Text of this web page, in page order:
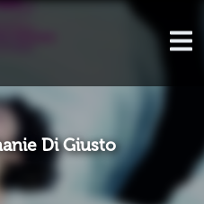
Di Giusto